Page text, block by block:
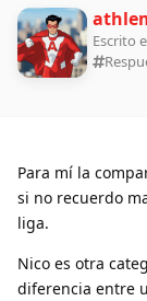
Escrito
Para mí la
si no recuerdo
liga.
Nico es otra
diferencia entre